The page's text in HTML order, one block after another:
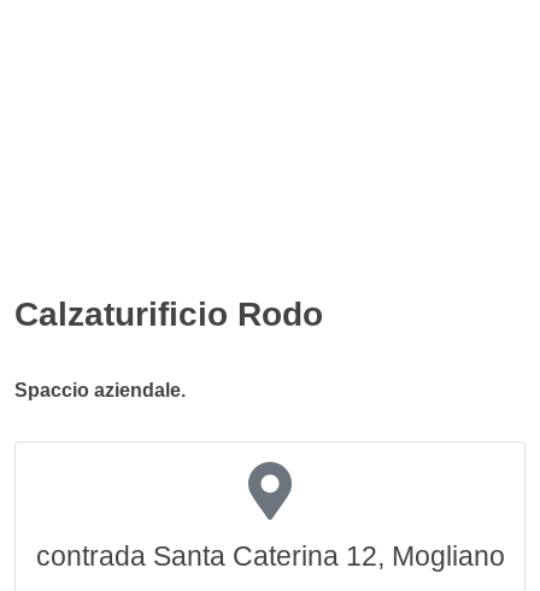
Calzaturificio Rodo
Spaccio aziendale.
contrada Santa Caterina 12, Mogliano